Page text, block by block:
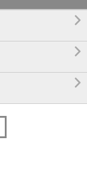


